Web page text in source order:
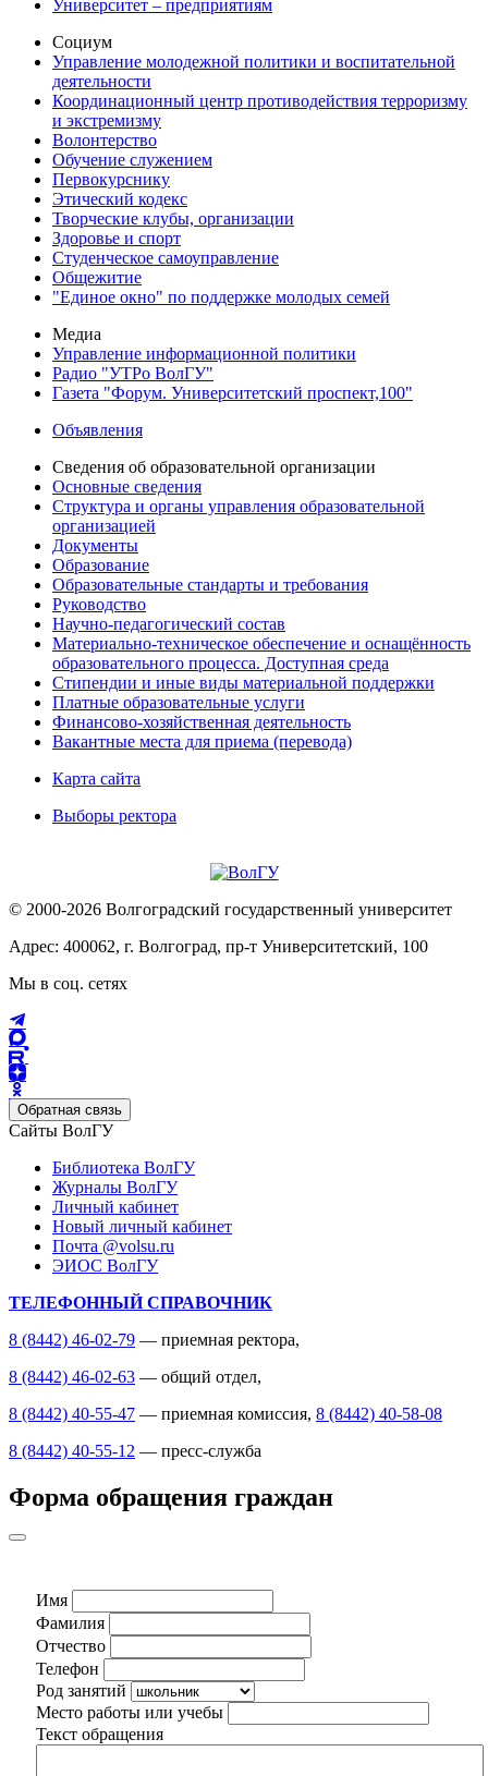
Университет – предприятиям
Социум
Управление молодежной политики и воспитательной
деятельности
Координационный центр противодействия терроризму
и экстремизму
Волонтерство
Обучение служением
Первокурснику
Этический кодекс
Творческие клубы, организации
Здоровье и спорт
Студенческое самоуправление
Общежитие
"Единое окно" по поддержке молодых семей
Медиа
Управление информационной политики
Радио "УТРо ВолГУ"
Газета "Форум. Университетский проспект,100"
Объявления
Сведения об образовательной организации
Основные сведения
Структура и органы управления образовательной
организацией
Документы
Образование
Образовательные стандарты и требования
Руководство
Научно-педагогический состав
Материально-техническое обеспечение и оснащённость
образовательного процесса. Доступная среда
Стипендии и иные виды материальной поддержки
Платные образовательные услуги
Финансово-хозяйственная деятельность
Вакантные места для приема (перевода)
Карта сайта
Выборы ректора
© 2000-2026 Волгоградский государственный университет
Адрес: 400062, г. Волгоград, пр-т Университетский, 100
Мы в соц. сетях
Обратная связь
Сайты ВолГУ
Библиотека ВолГУ
Журналы ВолГУ
Личный кабинет
Новый личный кабинет
Почта @volsu.ru
ЭИОС ВолГУ
ТЕЛЕФОННЫЙ СПРАВОЧНИК
8 (8442) 46-02-79 — приемная ректора,
8 (8442) 46-02-63 — общий отдел,
8 (8442) 40-55-47 — приемная комиссия, 8 (8442) 40-58-08
8 (8442) 40-55-12 — пресс-служба
Форма обращения граждан
Имя
Фамилия
Отчество
Телефон
Род занятий
Место работы или учебы
Текст обращения